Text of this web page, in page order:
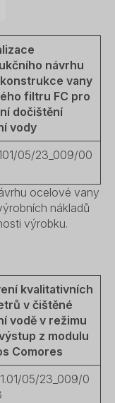
návrhu
vany
filtru FC pro
dočištění
vody
05/23_009/00
ocelové vany
nákladů
výrobku.
kvalitativních
v čištěné
vodě v režimu
z modulu
Comores
05/23_009/0